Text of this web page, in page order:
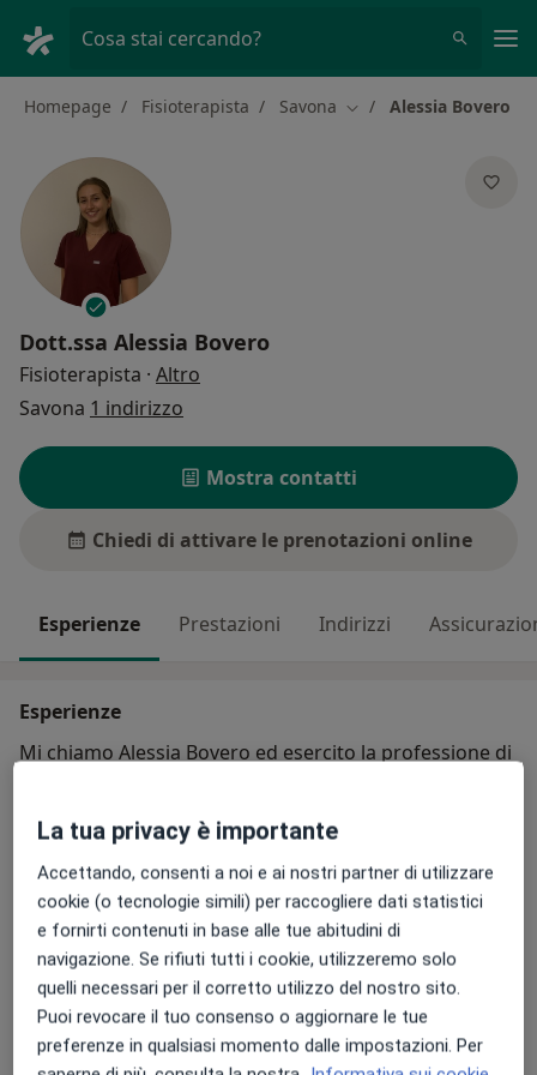
Cosa stai cercando?
Homepage Fisioterapista Savona Cambia città
Alessia Bovero
Dott.ssa Alessia Bovero
Fisioterapista · Altro
Savona 1 indirizzo
Mostra contatti
Chiedi di attivare le prenotazioni online
Esperienze Prestazioni Indirizzi
Esperienze
Mi chiamo Alessia Bovero ed esercito la professione di
Ho conseguito la Laurea presso l’Università degli Studi
di Genova nel 2021 e successivamente mi sono
specializzata in Riabilitazione dei Disordini
Muscoloscheletrici (Master Universitario presso il
Campus di Savona), conseguendo il titolo di Terapista
Manipolativo Ortopedico (OMT).
AltroSu di me
Aree di competenza principali:
Ompt (orthopaedic manipulative physical therapists)
La tua privacy è importante
Accettando, consenti a noi e ai nostri partner di utilizzare
cookie (o tecnologie simili) per raccogliere dati statistici
e fornirti contenuti in base alle tue abitudini di
navigazione. Se rifiuti tutti i cookie, utilizzeremo solo
quelli necessari per il corretto utilizzo del nostro sito.
Puoi revocare il tuo consenso o aggiornare le tue
preferenze in qualsiasi momento dalle impostazioni. Per